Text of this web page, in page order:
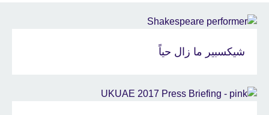
شيكسبير ما زال حياً